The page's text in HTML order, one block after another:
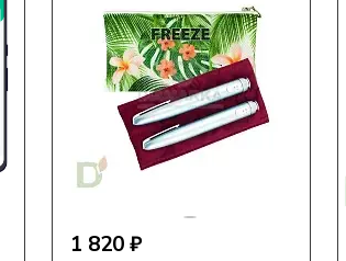
1 820 ₽